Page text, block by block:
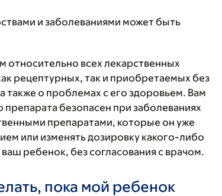
и заболеваниями может быть
относительно всех лекарственных
рецептурных, так и приобретаемых без
также о проблемах с его здоровьем. Вам
безопасен при заболеваниях
препаратами, которые он уже
или изменять дозировку какого-либо
ребенок, без согласования с врачом.
пока мой ребенок